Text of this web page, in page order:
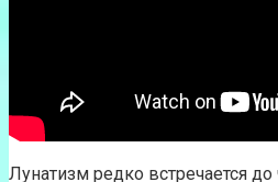
Лунатизм редко встречается до